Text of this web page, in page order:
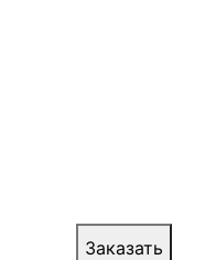
Заказать